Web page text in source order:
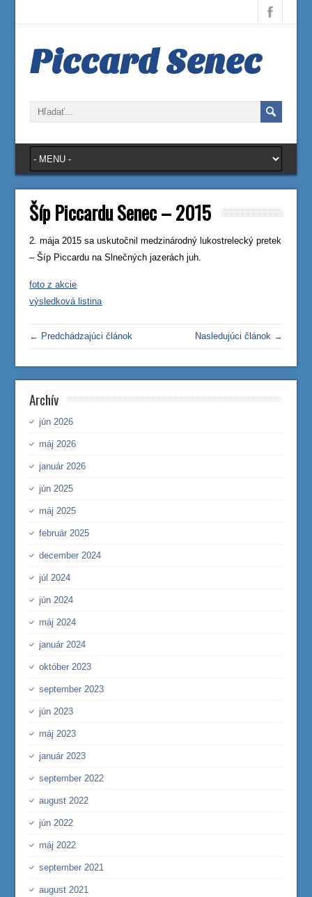
Piccard Senec
Šíp Piccardu Senec – 2015
2. mája 2015 sa uskutočnil medzinárodný lukostrelecký pretek
– Šíp Piccardu na Slnečných jazerách juh.
foto z akcie
výsledková listina
← Predchádzajúci článok Nasledujúci článok →
Archív
jún 2026
máj 2026
január 2026
jún 2025
máj 2025
február 2025
december 2024
júl 2024
jún 2024
máj 2024
január 2024
október 2023
september 2023
jún 2023
máj 2023
január 2023
september 2022
august 2022
jún 2022
máj 2022
september 2021
august 2021